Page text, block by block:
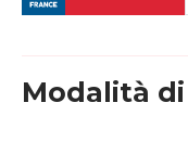
Modalità